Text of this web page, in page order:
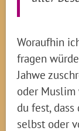
Woraufhin
fragen
Jahwe
oder Muslim
du fest,
selbst oder